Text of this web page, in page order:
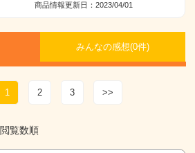
商品情報更新日：2023/04/01
みんなの感想(0件)
1 2 3 >>
閲覧数順